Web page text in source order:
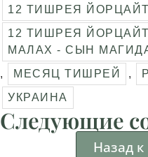
12 ТИШРЕЯ
12 ТИШРЕЯ
МАЛАХ - СЫН
,
МЕСЯЦ ТИШРЕЙ ,
УКРАИНА
Следующие
Назад